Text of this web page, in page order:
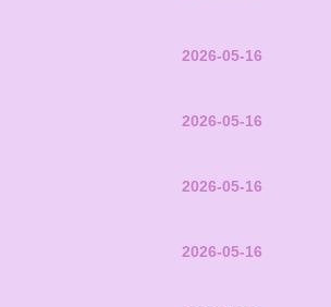
2026-05-16
2026-05-16
2026-05-16
2026-05-16